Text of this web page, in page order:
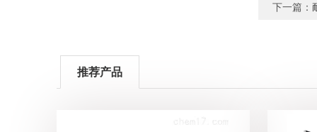
下一篇：
推荐产品